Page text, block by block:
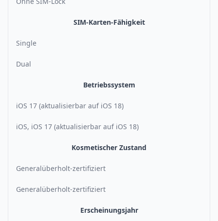
SIM-Karten-Fähigkeit
Single
Dual
Betriebssystem
iOS 17 (aktualisierbar auf iOS 18)
iOS, iOS 17 (aktualisierbar auf iOS 18)
Kosmetischer Zustand
Generalüberholt-zertifiziert
Generalüberholt-zertifiziert
Erscheinungsjahr